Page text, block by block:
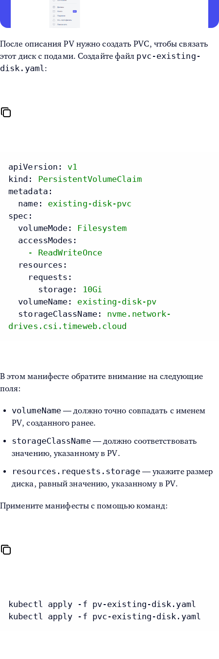
После описания PV нужно создать PVC, чтобы связать
этот диск с подами. Создайте файл pvc-existing-
disk.yaml:
apiVersion:
v1
kind:
PersistentVolumeClaim
metadata:
name:
existing-disk-pvc
spec:
volumeMode:
Filesystem
accessModes:
-
ReadWriteOnce
resources:
requests:
storage:
10Gi
volumeName:
existing-disk-pv
storageClassName:
nvme.network-
drives.csi.timeweb.cloud
В этом манифесте обратите внимание на следующие
поля:
volumeName — должно точно совпадать с именем
PV, созданного ранее.
storageClassName— должно соответствовать
значению, указанному в PV.
resources.requests.storage— укажите размер
диска, равный значению, указанному в PV.
Примените манифесты с помощью команд:
kubectl apply -f pv-existing-disk.yaml